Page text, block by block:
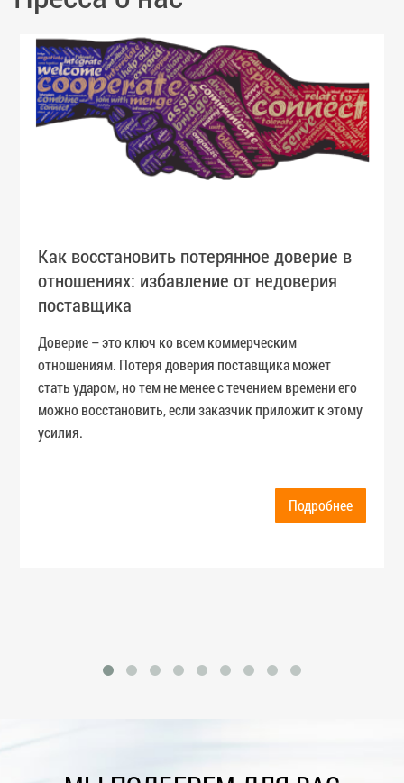
Как восстановить потерянное доверие в
отношениях: избавление от недоверия
поставщика
Доверие – это ключ ко всем коммерческим
отношениям. Потеря доверия поставщика может
стать ударом, но тем не менее с течением времени его
можно восстановить, если заказчик приложит к этому
усилия.
Подробнее